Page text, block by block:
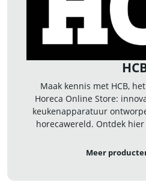
Maak kennis met HCB,
Horeca Online Store:
keukenapparatuur
horecawereld. Ontdek
Meer